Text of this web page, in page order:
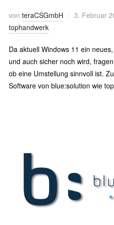
von teraCSGmbH 3. Februar
tophandwerk
Da aktuell Windows 11 ein
und auch sicher noch wird,
ob eine Umstellung sinnvoll ist.
Software von blue:solution wie